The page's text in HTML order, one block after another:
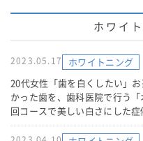
ホワイ
2023.05.17 ホワイトニング
20代女性「歯を白くしたい」
かった歯を、歯科医院で行う
回コースで美しい白さにした症
2023.04.10